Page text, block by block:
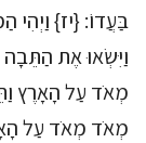
בַּעֲדוֹ: {יז} וַיְהִי
וַיִּשְׂאוּ אֶת הַתֵּבָה
מְאֹד עַל הָאָרֶץ
מְאֹד מְאֹד עַל